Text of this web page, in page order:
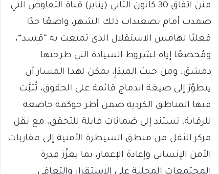
قنّن اتفاق 30 كانون الثاني (يناير) قناة التفاوض التي
صمدت أمام تصعيدات ذلك الشهر، واضعًا حدًا
فعليًا لهامش الاستقلال الذي تمتعت به “قسد”،
ومُخضعًا إياه لشروط السيادة التي طرحتها
دمشق. ومن حيث المبدَإِ، يمكن لهذا المسار أن
يتطوّرَ إلى صيغة اندماج قائمة على الحقوق، تُثبَّت
فيها المناطق الكردية ضمن أطر حوكمة خاضعة
للرقابة، تستند إلى ضمانات قابلة للتحقق، مع نقل
مركز الثقل من منطق السيطرة الأمنية إلى مقاربات
الأمن الإنساني وإعادة الإعمار، بما يعزّز قدرة
المجتمعات المحلية على الاستقرار والتعافي.